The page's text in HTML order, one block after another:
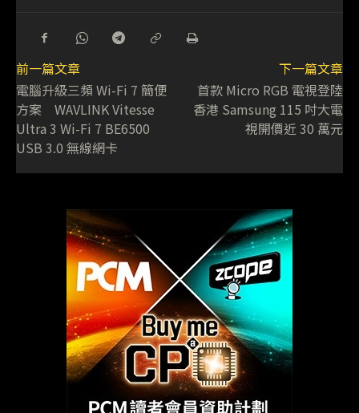
前一篇文章
電腦升級三頻 Wi-Fi 7 簡便
方案 WAVLINK Vitesse
Ultra 3 Wi-Fi 7 BE6500
USB 3.0 無線網卡
下一篇文章
首款 Micro RGB 電視登陸
香港 Samsung 115 吋大電
視開價近 30 萬元